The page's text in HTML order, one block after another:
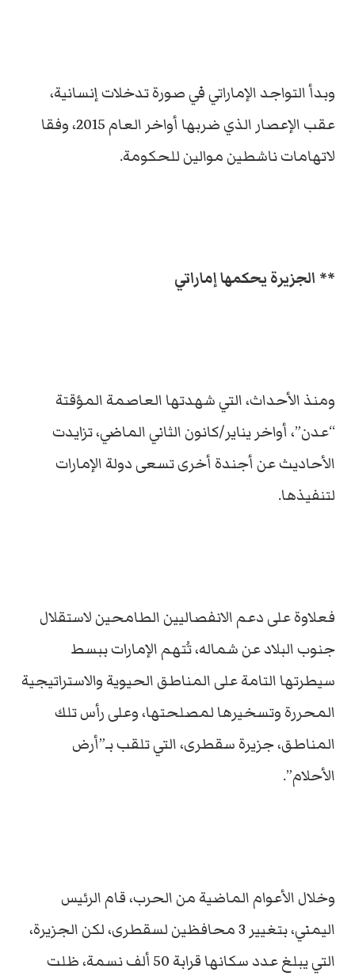
وبدأ التواجد الإماراتي في صورة تدخلات إنسانية،
عقب الإعصار الذي ضربها أواخر العام 2015، وفقا
لاتهامات ناشطين موالين للحكومة.
** الجزيرة يحكمها إماراتي
ومنذ الأحداث، التي شهدتها العاصمة المؤقتة
“عدن”، أواخر يناير/كانون الثاني الماضي، تزايدت
الأحاديث عن أجندة أخرى تسعى دولة الإمارات
لتنفيذها.
فعلاوة على دعم الانفصاليين الطامحين لاستقلال
جنوب البلاد عن شماله، تُتهم الإمارات ببسط
سيطرتها التامة على المناطق الحيوية والاستراتيجية
المحررة وتسخيرها لمصلحتها، وعلى رأس تلك
المناطق، جزيرة سقطرى، التي تلقب بـ”أرض
الأحلام”.
وخلال الأعوام الماضية من الحرب، قام الرئيس
اليمني، بتغيير 3 محافظين لسقطرى، لكن الجزيرة،
التي يبلغ عدد سكانها قرابة 50 ألف نسمة، ظلت